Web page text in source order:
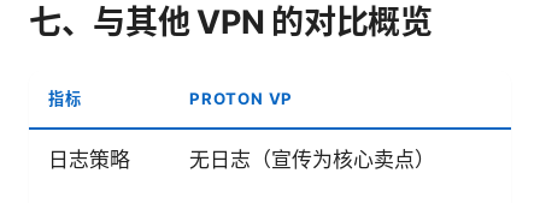
七、与其他 VPN 的对比概览
指标 PROTON VP
日志策略 无日志（宣传为核心卖点）